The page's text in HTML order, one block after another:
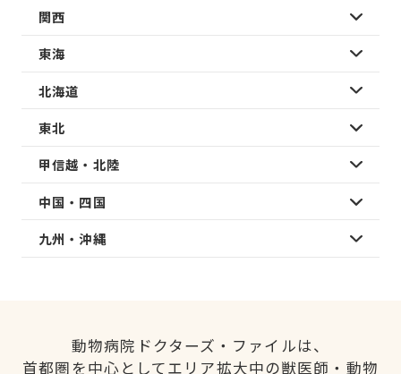
関西
東海
北海道
東北
甲信越・北陸
中国・四国
九州・沖縄
動物病院ドクターズ・ファイルは、
首都圏を中心としてエリア拡大中の獣医師・動物